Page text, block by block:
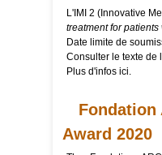
L'IMI 2 (Innovative
treatment for
Date limite de
Consulter le texte de
Plus d'infos ici.
Fondation
Award 2020